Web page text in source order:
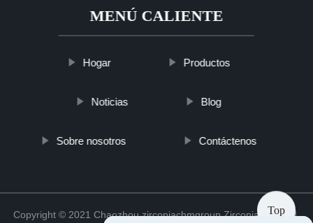
MENÚ CALIENTE
Hogar Productos
Noticias Blog
Sobre nosotros Contáctenos
Copyright © 2021 Chaozhou zirconiachmgroup Zirconia Co., Ltd.
Top